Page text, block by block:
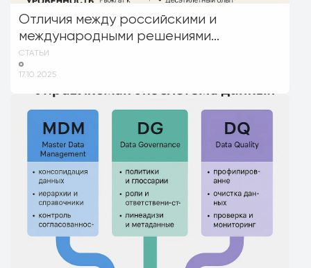
Отличия между российскими и
международными решениями...
СТАТЬИ
17.10.2025